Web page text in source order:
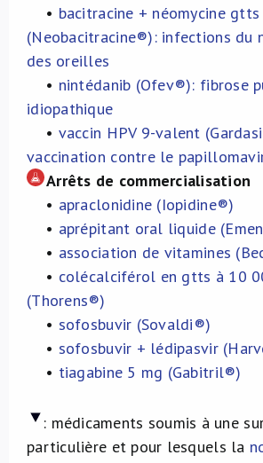
• bacitracine + néomycine gtts
(Neobacitracine®): infections du
des oreilles
• nintédanib (Ofev®): fibrose
idiopathique
• vaccin HPV 9-valent
vaccination contre le
Arrêts de commercialisation
• apraclonidine (Iopidine®)
• aprépitant oral liquide
• association de vitamines
• colécalciférol en gtts à 10
(Thorens®)
• sofosbuvir (Sovaldi®)
• sofosbuvir + lédipasvir
• tiagabine 5 mg (Gabitril®)
: médicaments soumis à une
particulière et pour lesquels la